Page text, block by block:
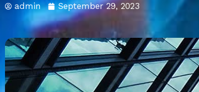
admin September 29, 2023